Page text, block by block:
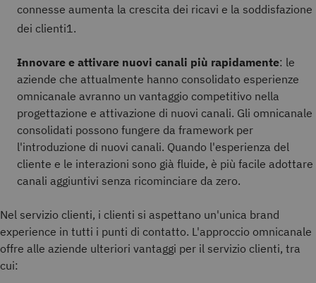
connesse aumenta la crescita dei ricavi e la soddisfazione
dei clienti1.
Innovare e attivare nuovi canali più rapidamente: le
aziende che attualmente hanno consolidato esperienze
omnicanale avranno un vantaggio competitivo nella
progettazione e attivazione di nuovi canali. Gli omnicanale
consolidati possono fungere da framework per
l'introduzione di nuovi canali. Quando l'esperienza del
cliente e le interazioni sono già fluide, è più facile adottare
canali aggiuntivi senza ricominciare da zero.
Nel servizio clienti, i clienti si aspettano un'unica brand
experience in tutti i punti di contatto. L'approccio omnicanale
offre alle aziende ulteriori vantaggi per il servizio clienti, tra
cui: